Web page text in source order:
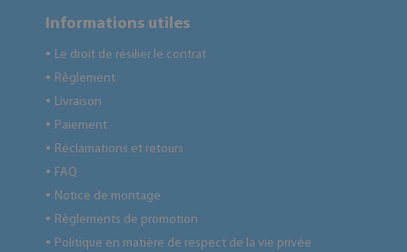
Informations utiles
● Le droit de résilier le contrat
● Règlement
● Livraison
● Paiement
● Réclamations et retours
● FAQ
● Notice de montage
● Règlements de promotion
● Politique en matière de respect de la vie privée